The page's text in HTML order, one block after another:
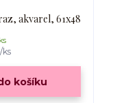
akvarel, 61x48
/ks
košíku